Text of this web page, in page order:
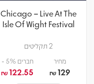
Chicago – Live At The
Isle Of Wight Festival
2 תקליטים
מחיר
129
₪
חברים 5% -
122.55
₪